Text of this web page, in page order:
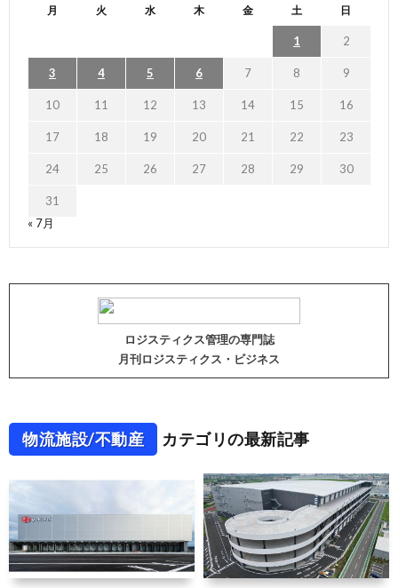
月 火 水 木 金 土 日
1 2
3 4 5 6 7 8 9
10 11 12 13 14 15 16
17 18 19 20 21 22 23
24 25 26 27 28 29 30
31
« 7月
ロジスティクス管理の専門誌
月刊ロジスティクス・ビジネス
物流施設/不動産 カテゴリの最新記事